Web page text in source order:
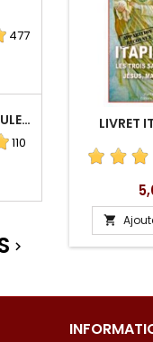
477
MÉDAILLE MIRACULEUSE DE VIERGE DE LA RUE DU BAC
110

LIVRET
